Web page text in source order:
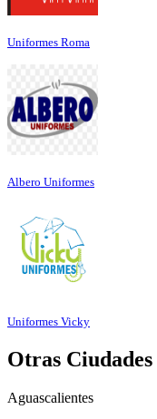
Uniformes Roma
Albero Uniformes
Uniformes Vicky
Otras Ciudades
Aguascalientes